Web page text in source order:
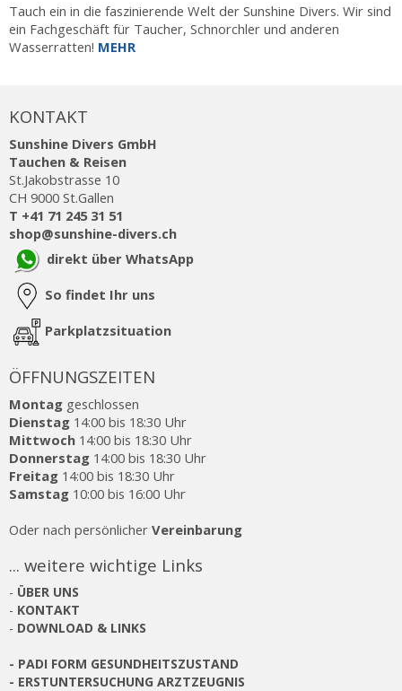
Tauch ein in die faszinierende Welt der Sunshine Divers. Wir sind
ein Fachgeschäft für Taucher, Schnorchler und anderen
Wasserratten! MEHR
KONTAKT
Sunshine Divers GmbH
Tauchen & Reisen
St.Jakobstrasse 10
CH 9000 St.Gallen
T +41 71 245 31 51
shop@sunshine-divers.ch
direkt über WhatsApp
So findet Ihr uns
Parkplatzsituation
ÖFFNUNGSZEITEN
Montag geschlossen
Dienstag 14:00 bis 18:30 Uhr
Mittwoch 14:00 bis 18:30 Uhr
Donnerstag 14:00 bis 18:30 Uhr
Freitag 14:00 bis 18:30 Uhr
Samstag 10:00 bis 16:00 Uhr
Oder nach persönlicher Vereinbarung
... weitere wichtige Links
- ÜBER UNS
- KONTAKT
- DOWNLOAD & LINKS
- PADI FORM GESUNDHEITSZUSTAND
- ERSTUNTERSUCHUNG ARZTZEUGNIS